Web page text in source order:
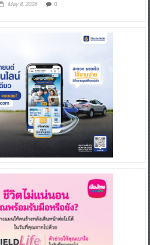
May 8, 2026 0